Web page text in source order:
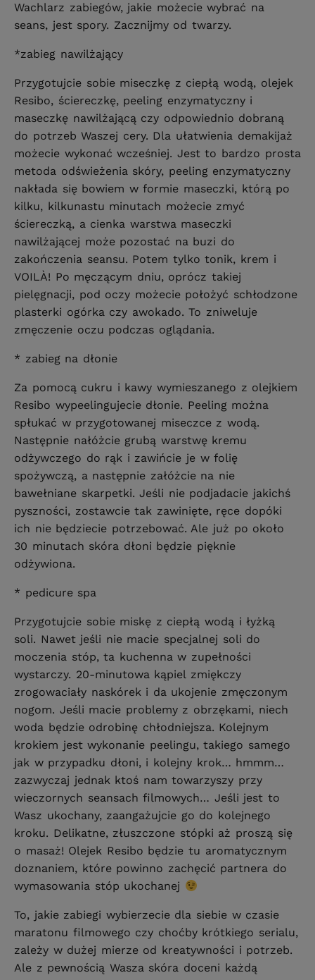
Wachlarz zabiegów, jakie możecie wybrać na
seans, jest spory. Zacznijmy od twarzy.
*zabieg nawilżający
Przygotujcie sobie miseczkę z ciepłą wodą, olejek
Resibo, ściereczkę, peeling enzymatyczny i
maseczkę nawilżającą czy odpowiednio dobraną
do potrzeb Waszej cery. Dla ułatwienia demakijaż
możecie wykonać wcześniej. Jest to bardzo prosta
metoda odświeżenia skóry, peeling enzymatyczny
nakłada się bowiem w formie maseczki, którą po
kilku, kilkunastu minutach możecie zmyć
ściereczką, a cienka warstwa maseczki
nawilżającej może pozostać na buzi do
zakończenia seansu. Potem tylko tonik, krem i
VOILÀ! Po męczącym dniu, oprócz takiej
pielęgnacji, pod oczy możecie położyć schłodzone
plasterki ogórka czy awokado. To zniweluje
zmęczenie oczu podczas oglądania.
* zabieg na dłonie
Za pomocą cukru i kawy wymieszanego z olejkiem
Resibo wypeelingujecie dłonie. Peeling można
spłukać w przygotowanej miseczce z wodą.
Następnie nałóżcie grubą warstwę kremu
odżywczego do rąk i zawińcie je w folię
spożywczą, a następnie załóżcie na nie
bawełniane skarpetki. Jeśli nie podjadacie jakichś
pyszności, zostawcie tak zawinięte, ręce dopóki
ich nie będziecie potrzebować. Ale już po około
30 minutach skóra dłoni będzie pięknie
odżywiona.
* pedicure spa
Przygotujcie sobie miskę z ciepłą wodą i łyżką
soli. Nawet jeśli nie macie specjalnej soli do
moczenia stóp, ta kuchenna w zupełności
wystarczy. 20-minutowa kąpiel zmiękczy
zrogowaciały naskórek i da ukojenie zmęczonym
nogom. Jeśli macie problemy z obrzękami, niech
woda będzie odrobinę chłodniejsza. Kolejnym
krokiem jest wykonanie peelingu, takiego samego
jak w przypadku dłoni, i kolejny krok… hmmm…
zazwyczaj jednak ktoś nam towarzyszy przy
wieczornych seansach filmowych… Jeśli jest to
Wasz ukochany, zaangażujcie go do kolejnego
kroku. Delikatne, złuszczone stópki aż proszą się
o masaż! Olejek Resibo będzie tu aromatycznym
doznaniem, które powinno zachęcić partnera do
wymasowania stóp ukochanej
To, jakie zabiegi wybierzecie dla siebie w czasie
maratonu filmowego czy choćby krótkiego serialu,
zależy w dużej mierze od kreatywności i potrzeb.
Ale z pewnością Wasza skóra doceni każdą